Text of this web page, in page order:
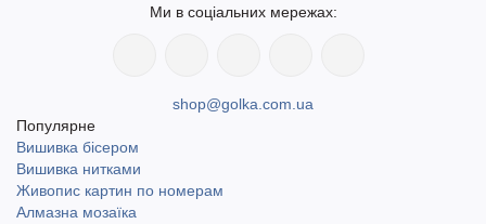
Ми в соціальних мережах:
shop@golka.com.ua
Популярне
Вишивка бісером
Вишивка нитками
Живопис картин по номерам
Алмазна мозаїка